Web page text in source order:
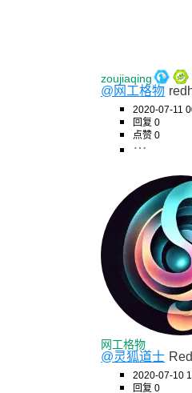
zoujiaqing
@网工格物
2020-07-11
回复 0
点赞 0
网工格物
@灵狐道士
2020-07-10
回复 0